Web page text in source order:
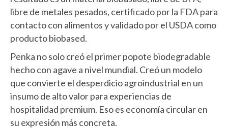
libre de metales pesados, certificado por la FDA para
contacto con alimentos y validado por el USDA como
producto biobased.
Penka no solo creó el primer popote biodegradable
hecho con agave a nivel mundial. Creó un modelo
que convierte el desperdicio agroindustrial en un
insumo de alto valor para experiencias de
hospitalidad premium. Eso es economía circular en
su expresión más concreta.